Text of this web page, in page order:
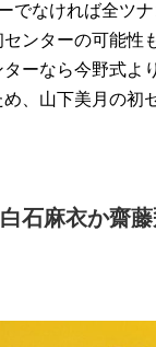
でなければ全ツ
ンターの可能性
ーなら今野式よ
、山下美月の初
石麻衣か齋藤